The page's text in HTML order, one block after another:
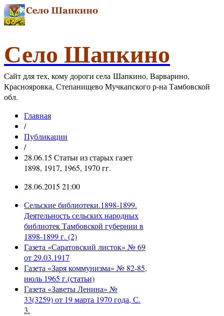
Село Шапкино
Сайт для тех, кому дороги села Шапкино, Варварино,
Краснояровка, Степанищево Мучкапского р-на Тамбовской
обл.
Главная
/
Публикации
/
28.06.15 Статьи из старых газет
1898, 1917, 1965, 1970 гг.
28.06.2015 21:00
Сельские библиотеки.1898-1899.
Деятельность сельских народных
библиотек Тамбовской губернии в
1898-1899 г. (2)
Газета «Саратовский листок» № 69
от 29.03.1917
Газета «Заря коммунизма» № 82-85,
июль 1965 г.(статьи)
Газета «Заветы Ленина» №
33(3259) от 19 марта 1970 года, С.
3.